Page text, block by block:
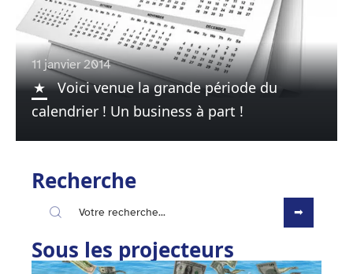
11 janvier 2014
Voici venue la grande période du
calendrier ! Un business à part !
Recherche
Sous les projecteurs